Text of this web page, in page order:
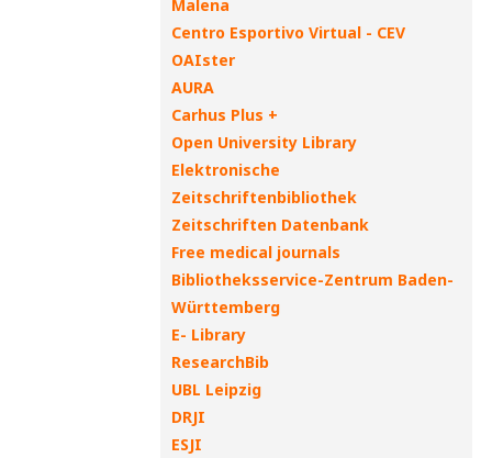
Malena
Centro Esportivo Virtual - CEV
OAIster
AURA
Carhus Plus +
Open University Library
Elektronische
Zeitschriftenbibliothek
Zeitschriften Datenbank
Free medical journals
Bibliotheksservice-Zentrum Baden-
Württemberg
E- Library
ResearchBib
UBL Leipzig
DRJI
ESJI